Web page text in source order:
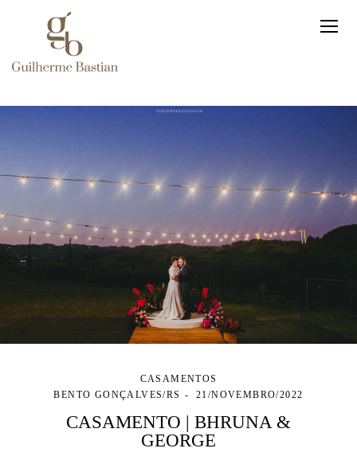
CASAMENTOS
BENTO GONÇALVES/RS
21/NOVEMBRO/2022
CASAMENTO | BHRUNA &
GEORGE